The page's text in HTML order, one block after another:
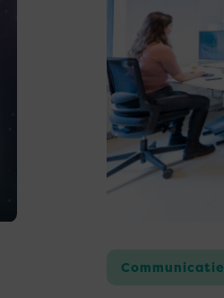
Friese
Poort
➞
Firda
Communicatie